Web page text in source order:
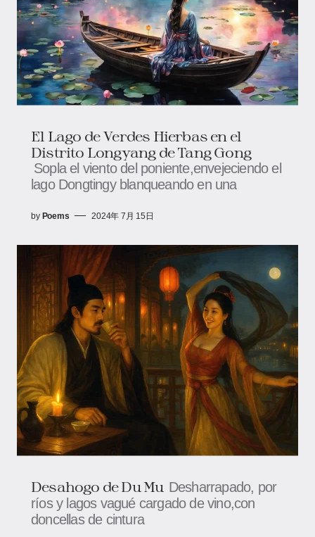
El Lago de Verdes Hierbas en el
Distrito Longyang de Tang Gong
Sopla el viento del poniente,envejeciendo el
lago Dongtingy blanqueando en una
by Poems 2024年 7月 15日
Desahogo de Du Mu Desharrapado, por
ríos y lagos vagué cargado de vino,con
doncellas de cintura